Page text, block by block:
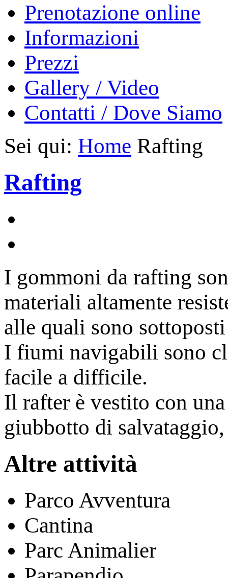
Prenotazione online
Informazioni
Prezzi
Gallery / Video
Contatti / Dove Siamo
Sei qui: Home Rafting
Rafting
I gommoni da rafting
materiali altamente
alle quali sono
I fiumi navigabili sono
facile a difficile.
Il rafter è vestito con
giubbotto di
Altre attività
Parco Avventura
Cantina
Parc Animalier